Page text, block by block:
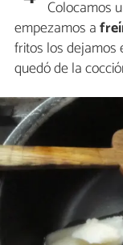
Colocamos
empezamos a
fritos los dejamos
quedó de la